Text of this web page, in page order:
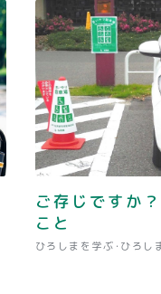
ご存じですか
こと
ひろしまを学ぶ･ひろし